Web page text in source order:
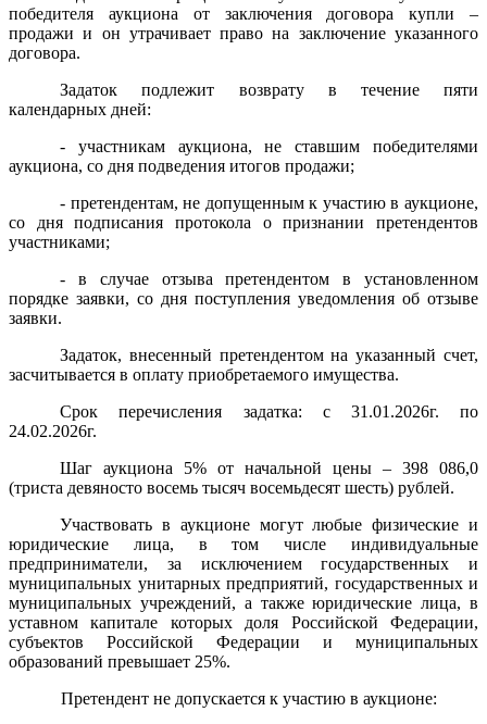
победителя аукциона от заключения договора купли –
продажи и он утрачивает право на заключение указанного
договора.
Задаток подлежит возврату в течение пяти
календарных дней:
- участникам аукциона, не ставшим победителями
аукциона, со дня подведения итогов продажи;
- претендентам, не допущенным к участию в аукционе,
со дня подписания протокола о признании претендентов
участниками;
- в случае отзыва претендентом в установленном
порядке заявки, со дня поступления уведомления об отзыве
заявки.
Задаток, внесенный претендентом на указанный счет,
засчитывается в оплату приобретаемого имущества.
Срок перечисления задатка: с 31.01.2026г. по
24.02.2026г.
Шаг аукциона 5% от начальной цены – 398 086,0
(триста девяносто восемь тысяч восемьдесят шесть) рублей.
Участвовать в аукционе могут любые физические и
юридические лица, в том числе индивидуальные
предприниматели, за исключением государственных и
муниципальных унитарных предприятий, государственных и
муниципальных учреждений, а также юридические лица, в
уставном капитале которых доля Российской Федерации,
субъектов Российской Федерации и муниципальных
образований превышает 25%.
Претендент не допускается к участию в аукционе: